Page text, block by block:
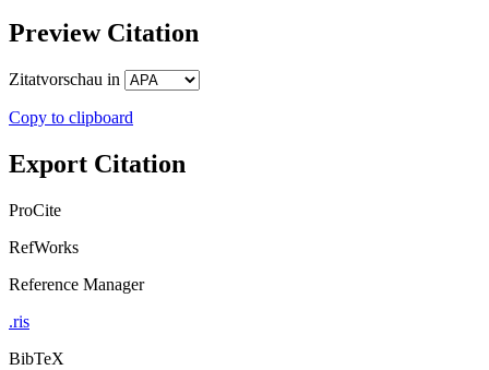
Preview Citation
Zitatvorschau in
Copy to clipboard
Export Citation
ProCite
RefWorks
Reference Manager
.ris
BibTeX